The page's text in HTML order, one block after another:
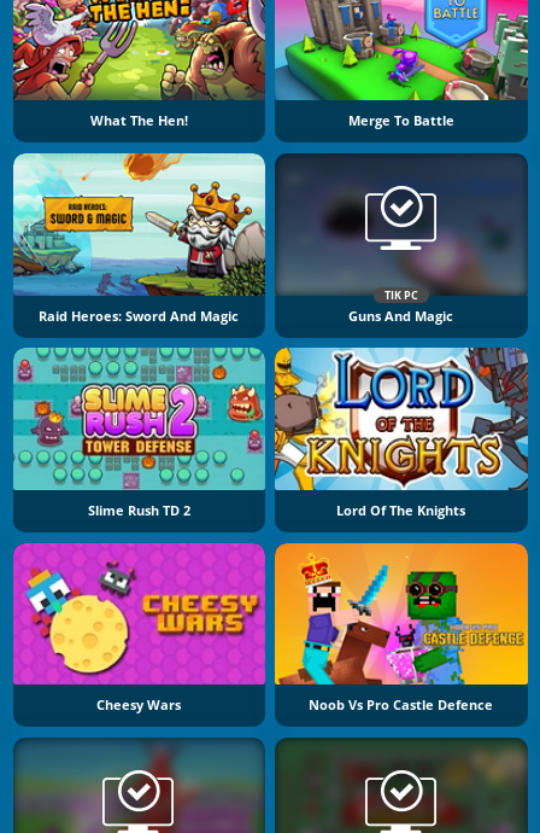
What The Hen! Merge To Battle
Raid Heroes: Sword And Magic
TIK PC
Guns And Magic
Slime Rush TD 2 Lord Of The Knights
Cheesy Wars Noob Vs Pro Castle Defence